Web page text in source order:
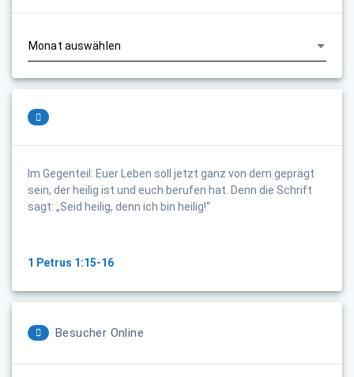
Im Gegenteil: Euer Leben soll jetzt ganz von dem geprägt
sein, der heilig ist und euch berufen hat. Denn die Schrift
sagt: „Seid heilig, denn ich bin heilig!“
1 Petrus 1:15-16
Besucher Online